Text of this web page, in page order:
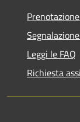
Leggi le FAQ
Richiesta